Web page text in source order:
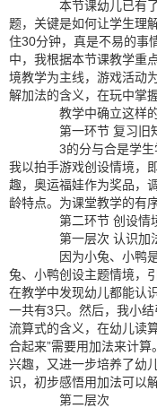
本节课幼儿已有了
题，关键是如何让学生理
住30分钟，真是不易的事
中，我根据本节课教学重
境教学为主线，游戏活动
解加法的含义，在玩中掌
教学中确立这样的
第一环节 复习旧
3的分与合是学生
我以拍手游戏创设情境，
趣，奥运福娃作为奖品，
龄特点。为课堂教学的有
第二环节 创设情境
第一层次 认识加法
因为小兔、小鸭是
兔、小鸭创设主题情境，
在教学中发现幼儿都能认
一共有3只。然后，我小
流算式的含义，在幼儿读
合起来”需要用加法来计
兴趣，又进一步培养了幼
识，初步感悟用加法可以
第二层次